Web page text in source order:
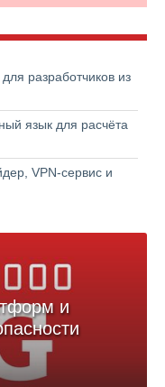
разработчиков из
язык для расчёта
VPN-сервис и
и